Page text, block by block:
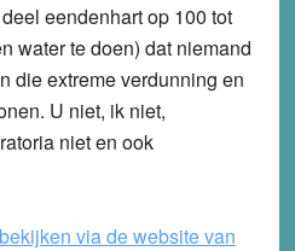
eendenhart op 100 tot
water te doen) dat niemand
die extreme verdunning en
U niet, ik niet,
niet en ook
via de website van